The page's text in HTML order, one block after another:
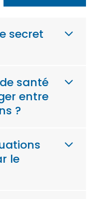
secret
santé
entre
?
le